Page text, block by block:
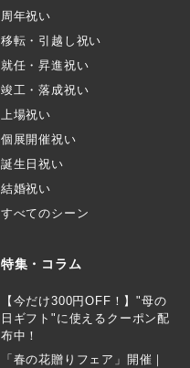
周年祝い
移転・引越し祝い
就任・昇進祝い
竣工・落成祝い
上場祝い
個展開催祝い
誕生日祝い
結婚祝い
すべてのシーン
特集・コラム
【今だけ300円OFF！】"母の
日ギフト"に使えるクーポン配
布中！
「春の花贈りフェア」開催｜